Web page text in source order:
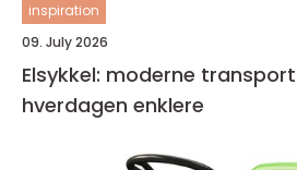
inspiration
09. July 2026
Elsykkel: moderne
hverdagen enklere